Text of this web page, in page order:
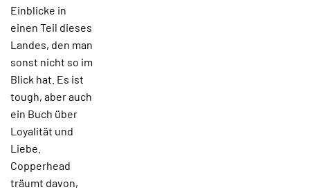
Einblicke in
einen Teil dieses
Landes, den man
sonst nicht so im
Blick hat. Es ist
tough, aber auch
ein Buch über
Loyalität und
Liebe.
Copperhead
träumt davon,